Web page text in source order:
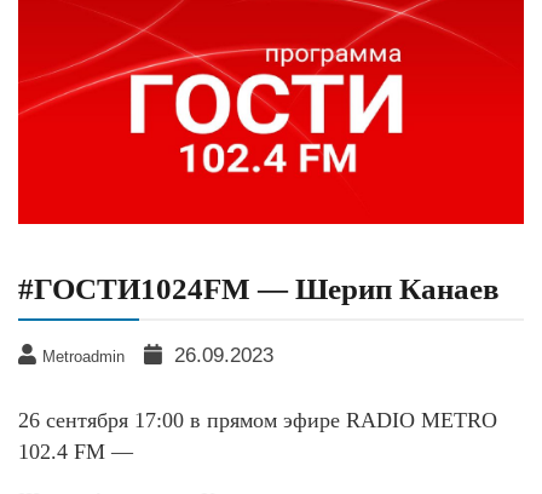
#ГОСТИ1024FM — Шерип Канаев
Metroadmin 26.09.2023
26 сентября 17:00 в прямом эфире RADIO METRO
102.4 FM —